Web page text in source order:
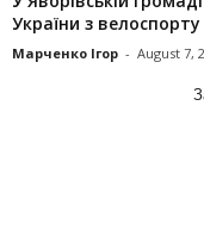
України з велоспорту
Марченко Ігор - August 7,